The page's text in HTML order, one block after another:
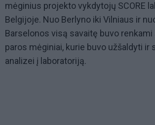
mėginius projekto vykdytojų SCORE
Belgijoje. Nuo Berlyno iki Vilniaus ir
Barselonos visą savaitę buvo
paros mėginiai, kurie buvo užšaldyti ir
analizei į laboratoriją.